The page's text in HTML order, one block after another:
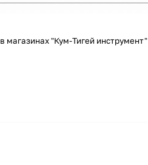
в магазинах "Кум-Тигей инструмент"